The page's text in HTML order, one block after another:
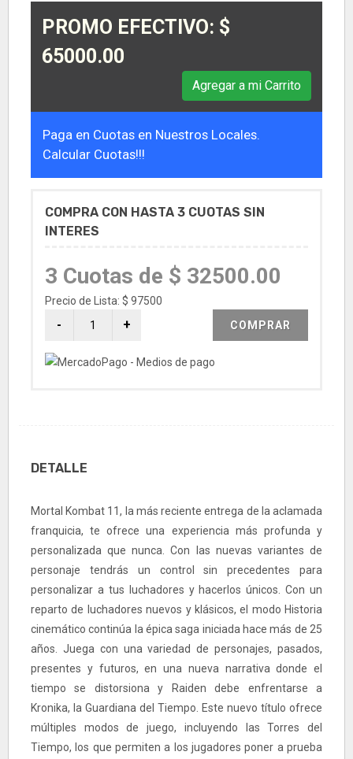
PROMO EFECTIVO: $
65000.00
Agregar a mi Carrito
Paga en Cuotas en Nuestros Locales.
Calcular Cuotas!!!
COMPRA CON HASTA 3 CUOTAS SIN
INTERES
3 Cuotas de $ 32500.00
Precio de Lista: $ 97500
COMPRAR
DETALLE
Mortal Kombat 11, la más reciente entrega de la aclamada
franquicia, te ofrece una experiencia más profunda y
personalizada que nunca. Con las nuevas variantes de
personaje tendrás un control sin precedentes para
personalizar a tus luchadores y hacerlos únicos. Con un
reparto de luchadores nuevos y klásicos, el modo Historia
cinemático continúa la épica saga iniciada hace más de 25
años. Juega con una variedad de personajes, pasados,
presentes y futuros, en una nueva narrativa donde el
tiempo se distorsiona y Raiden debe enfrentarse a
Kronika, la Guardiana del Tiempo. Este nuevo título ofrece
múltiples modos de juego, incluyendo las Torres del
Tiempo, los que permiten a los jugadores poner a prueba